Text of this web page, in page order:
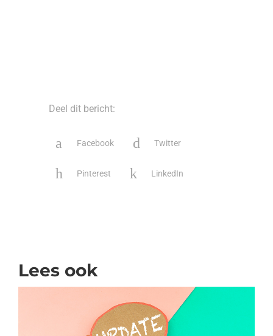
Deel dit bericht:
Facebook Twitter
Pinterest LinkedIn
Lees ook